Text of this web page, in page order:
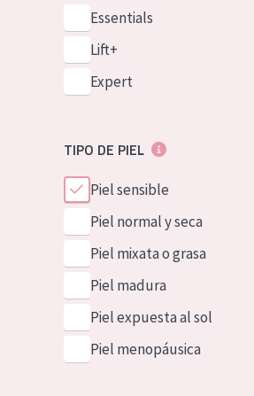
Essentials
Lift+
Expert
TIPO DE PIEL
Piel sensible
Piel normal y seca
Piel mixata o grasa
Piel madura
Piel expuesta al sol
Piel menopáusica